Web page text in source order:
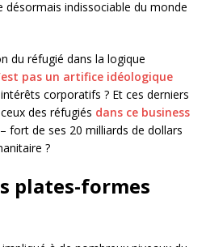
désormais indissociable du monde
du réfugié dans la logique
pas un artifice idéologique
corporatifs ? Et ces derniers
des réfugiés dans ce business
– fort de ses 20 milliards de dollars
?
plates-formes